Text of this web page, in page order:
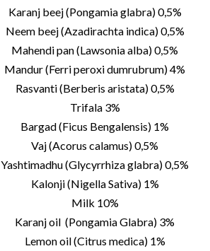
Karanj beej (Pongamia glabra) 0,5%
Neem beej (Azadirachta indica) 0,5%
Mahendi pan (Lawsonia alba) 0,5%
Mandur (Ferri peroxi dumrubrum) 4%
Rasvanti (Berberis aristata) 0,5%
Trifala 3%
Bargad (Ficus Bengalensis) 1%
Vaj (Acorus calamus) 0,5%
Yashtimadhu (Glycyrrhiza glabra) 0,5%
Kalonji (Nigella Sativa) 1%
Milk 10%
Karanj oil (Pongamia Glabra) 3%
Lemon oil (Citrus medica) 1%